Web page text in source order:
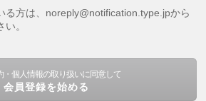
る方は、noreply@notification.type.jpから
。
・個人情報の取り扱いに同意して
会員登録を始める